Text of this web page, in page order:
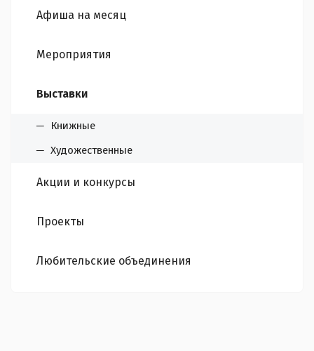
Афиша на месяц
Мероприятия
Выставки
Книжные
Художественные
Акции и конкурсы
Проекты
Любительские объединения